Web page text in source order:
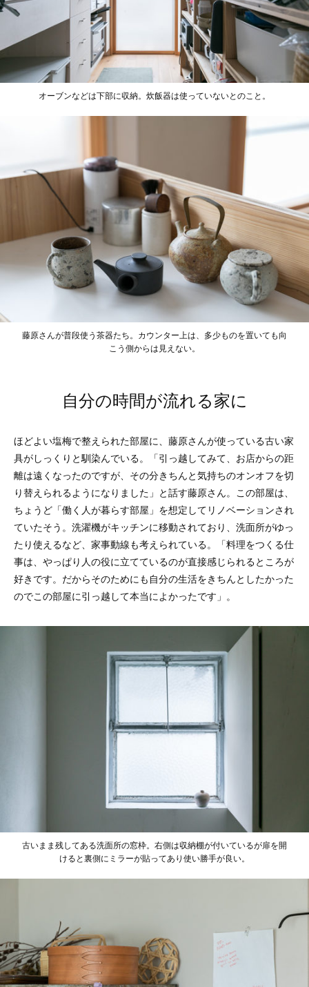
オーブンなどは下部に収納。炊飯器は使っていないとのこと。
藤原さんが普段使う茶器たち。カウンター上は、多少ものを置いても向
こう側からは見えない。
自分の時間が流れる家に
ほどよい塩梅で整えられた部屋に、藤原さんが使っている古い家
具がしっくりと馴染んでいる。「引っ越してみて、お店からの距
離は遠くなったのですが、その分きちんと気持ちのオンオフを切
り替えられるようになりました」と話す藤原さん。この部屋は、
ちょうど「働く人が暮らす部屋」を想定してリノベーションされ
ていたそう。洗濯機がキッチンに移動されており、洗面所がゆっ
たり使えるなど、家事動線も考えられている。「料理をつくる仕
事は、やっぱり人の役に立てているのが直接感じられるところが
好きです。だからそのためにも自分の生活をきちんとしたかった
のでこの部屋に引っ越して本当によかったです」。
古いまま残してある洗面所の窓枠。右側は収納棚が付いているが扉を開
けると裏側にミラーが貼ってあり使い勝手が良い。